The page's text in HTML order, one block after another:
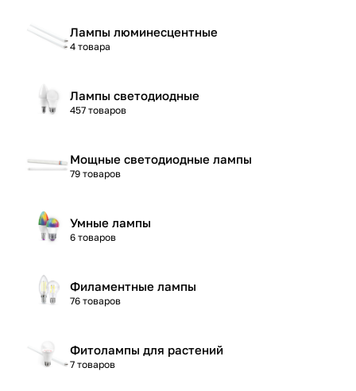
Лампы люминесцентные
4 товара
Лампы светодиодные
457 товаров
Мощные светодиодные лампы
79 товаров
Умные лампы
6 товаров
Филаментные лампы
76 товаров
Фитолампы для растений
7 товаров